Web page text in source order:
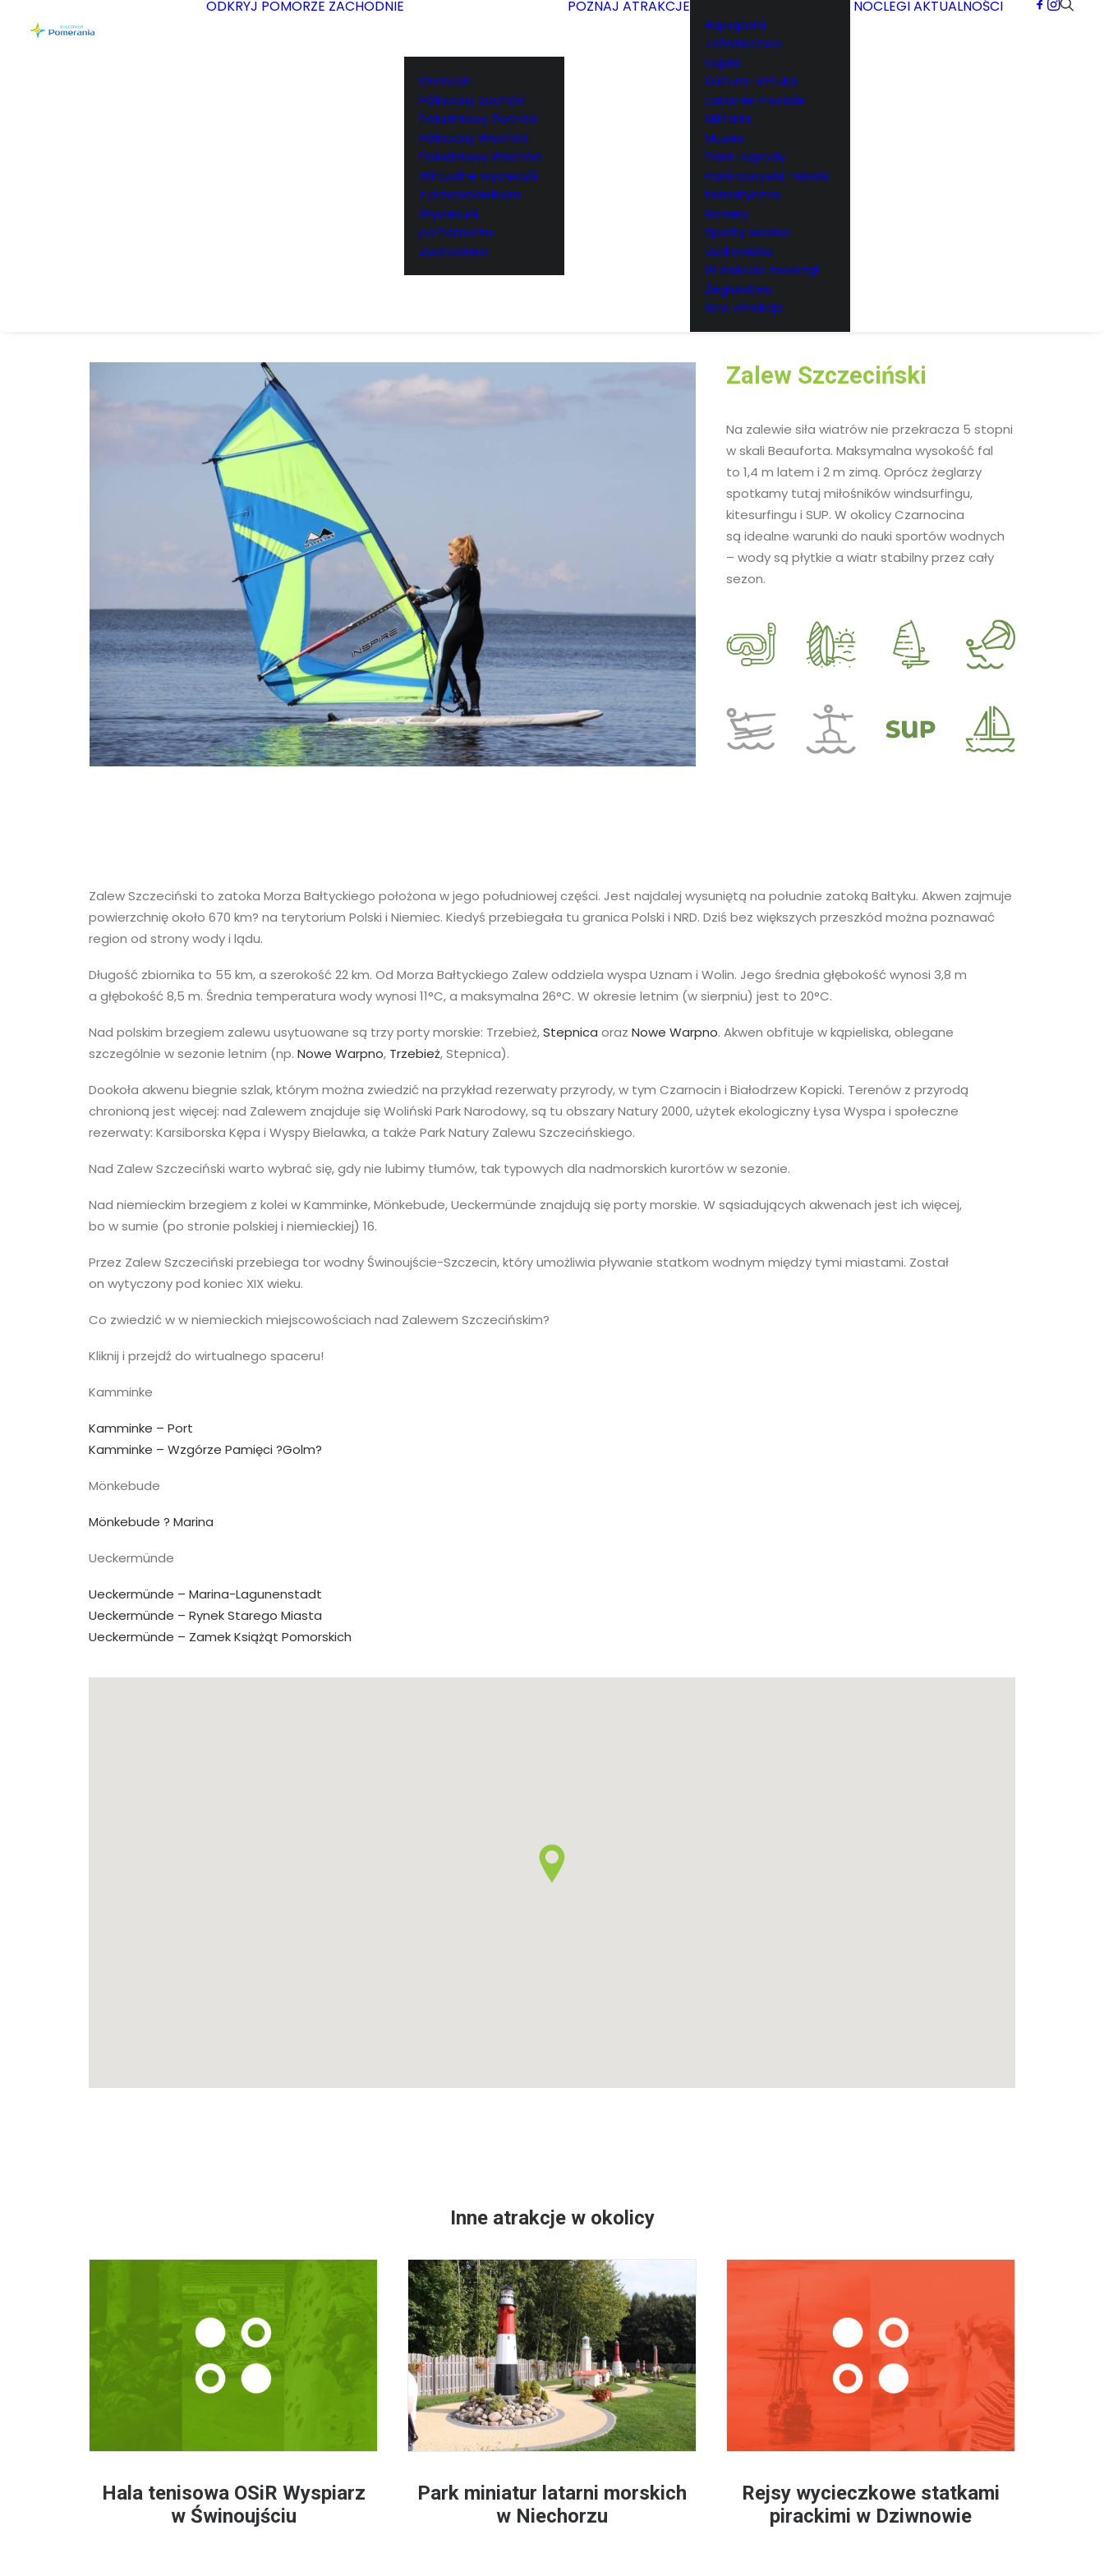
ODKRYJ POMORZE ZACHODNIE
Szczecin
Północny Zachód
Południowy Zachód
Północny Wschód
Południowy Wschód
Wirtualne wycieczki
z przewodnikiem
Wycieczki
po Pomorzu
Zachodnim
POZNAJ ATRAKCJE
Aquaparki
Jeździectwo
Kajaki
Kultura i sztuka
Latarnie morskie
Militaria
Muzea
Parki i ogrody
Parki rozrywki i wioski
tematyczne
Rowery
Sporty wodne
Uzdrowiska
W świecie zwierząt
Żeglarstwo
Inne atrakcje
NOCLEGIAKTUALNOŚCI
Zalew Szczeciński
Na zalewie siła wiatrów nie przekracza 5 stopni
w skali Beauforta. Maksymalna wysokość fal
to 1,4 m latem i 2 m zimą. Oprócz żeglarzy
spotkamy tutaj miłośników windsurfingu,
kitesurfingu i SUP. W okolicy Czarnocina
są idealne warunki do nauki sportów wodnych
– wody są płytkie a wiatr stabilny przez cały
sezon.
Zalew Szczeciński to zatoka Morza Bałtyckiego położona w jego południowej części. Jest najdalej wysuniętą na południe zatoką Bałtyku. Akwen zajmuje
powierzchnię około 670 km? na terytorium Polski i Niemiec. Kiedyś przebiegała tu granica Polski i NRD. Dziś bez większych przeszkód można poznawać
region od strony wody i lądu.
Długość zbiornika to 55 km, a szerokość 22 km. Od Morza Bałtyckiego Zalew oddziela wyspa Uznam i Wolin. Jego średnia głębokość wynosi 3,8 m
a głębokość 8,5 m. Średnia temperatura wody wynosi 11°C, a maksymalna 26°C. W okresie letnim (w sierpniu) jest to 20°C.
Nad polskim brzegiem zalewu usytuowane są trzy porty morskie: Trzebież,Stepnica oraz Nowe Warpno. Akwen obfituje w kąpieliska, oblegane
szczególnie w sezonie letnim (np. Nowe Warpno, Trzebież, Stepnica).
Dookoła akwenu biegnie szlak, którym można zwiedzić na przykład rezerwaty przyrody, w tym Czarnocin i Białodrzew Kopicki. Terenów z przyrodą
chronioną jest więcej: nad Zalewem znajduje się Woliński Park Narodowy, są tu obszary Natury 2000, użytek ekologiczny Łysa Wyspa i społeczne
rezerwaty: Karsiborska Kępa i Wyspy Bielawka, a także Park Natury Zalewu Szczecińskiego.
Nad Zalew Szczeciński warto wybrać się, gdy nie lubimy tłumów, tak typowych dla nadmorskich kurortów w sezonie.
Nad niemieckim brzegiem z kolei wKamminke, Mönkebude, Ueckermünde znajdują się porty morskie. W sąsiadujących akwenach jest ich więcej,
bo w sumie (po stronie polskiej i niemieckiej) 16.
Przez Zalew Szczeciński przebiega tor wodny Świnoujście-Szczecin, który umożliwia pływanie statkom wodnym między tymi miastami. Został
on wytyczony pod koniec XIX wieku.
Co zwiedzić w w niemieckich miejscowościach nad Zalewem Szczecińskim?
Kliknij i przejdź do wirtualnego spaceru!
Kamminke
Kamminke – Port
Kamminke – Wzgórze Pamięci ?Golm?
Mönkebude
Mönkebude ? Marina
Ueckermünde
Ueckermünde – Marina-Lagunenstadt
Ueckermünde – Rynek Starego Miasta
Ueckermünde – Zamek Książąt Pomorskich
Inne atrakcje w okolicy
Hala tenisowa OSiR Wyspiarz
w Świnoujściu
Park miniatur latarni morskich
w Niechorzu
Rejsy wycieczkowe statkami
pirackimi w Dziwnowie